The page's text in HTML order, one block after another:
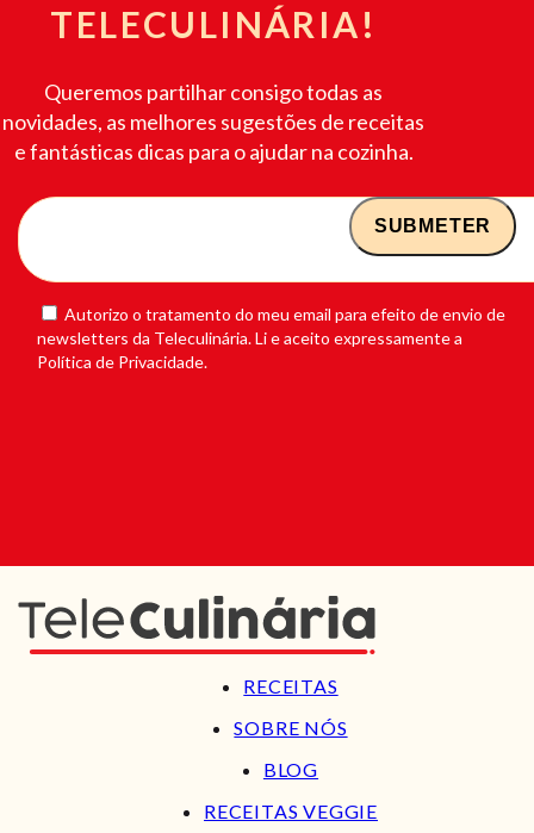
TELECULINÁRIA!
Queremos partilhar consigo todas as
novidades, as melhores sugestões de receitas
e fantásticas dicas para o ajudar na cozinha.
Autorizo o tratamento do meu email para efeito de envio de
newsletters da Teleculinária. Li e aceito expressamente a
Política de Privacidade.
RECEITAS
SOBRE NÓS
BLOG
RECEITAS VEGGIE